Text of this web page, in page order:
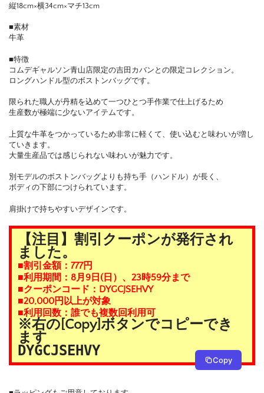
縦18cm×横34cm×マチ13cm
■素材
牛革
■特徴
コムデギャルソン青山店限定の吉田カバンとの限定コレクション。
ロングハンドル型のボストンバッグです。
限られた職人が丹精を込めて一つひとつ手作業で仕上げるため
生産数が極端に少ないアイテムです。
上質な牛革をつかっているため非常に軽くて、使い込むと味わいが増し
ていきます。
大量生産品では感じられない味わいが魅力です。
別モデルのボストンバッグよりも持ち手（ハンドル）が長く、
ボディの下部につけられています。
肩掛けで持ちやすいデザインです。
【注目】割引クーポンが発行され
ました。
■割引金額：777円
■利用期間：8月9日(日）、23時59分まで
■クーポンコード：DYGCJSEHVY
■20,000円以上が対象
■利用回数：誰でも複数回利用可
※右の[Copy]ボタンでコピーでき
ます
DYGCJSEHVY
Copy